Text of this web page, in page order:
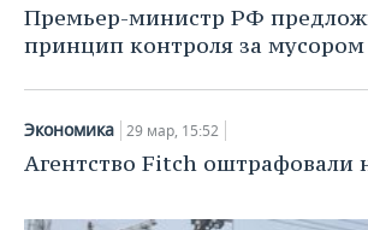
НЕФТЕХИМИЯ
ОПК
ЭНЕРГЕТИКА
РОЗНИЧНАЯ ТОРГОВЛЯ
УСЛУГИ
НОВОСТИ ТЕХНОЛОГИЙ
МЕДИА
ТЕЛЕКОММУНИКАЦИИ
МЕРОПРИЯТИЯ
ВЫЕЗДНАЯ РЕДАКЦИЯ
БИЗНЕС-БРАНЧИ
НОВОСТИ СПОРТА
ФУТБОЛ
ОБЩЕСТВО
НОВОСТИ ОБЩЕСТВА
ФОТОГАЛЕРЕЯ
Премьер-министр РФ
принцип контроля за мусором
Экономика 29 мар, 15:52
Агентство Fitch оштрафовали